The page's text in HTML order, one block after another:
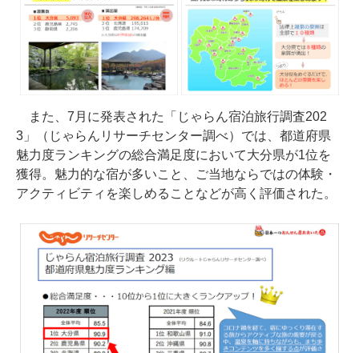
また、7月に発表された「じゃらん宿泊旅行調査202
3」（じゃらんリサーチセンター調べ）では、都道府県
魅力度ランキングの総合満足度において大分県が1位を
獲得。魅力的な宿が多いこと、ご当地ならではの体験・
アクティビティを楽しめることなどが高く評価された。